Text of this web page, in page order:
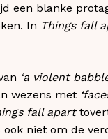
een blanke
In Things fall
‘a violent
wezens met
fall apart
niet om de